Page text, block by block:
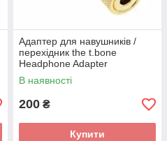
Адаптер для навушників /
перехідник the t.bone
Headphone Adapter
В наявності
200 ₴
Купити